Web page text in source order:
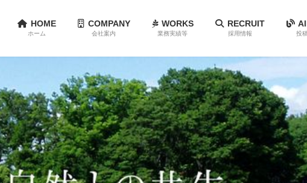
HOME
ホーム
COMPANY
会社案内
WORKS
業務実績等
RECRUIT
採用情報 投